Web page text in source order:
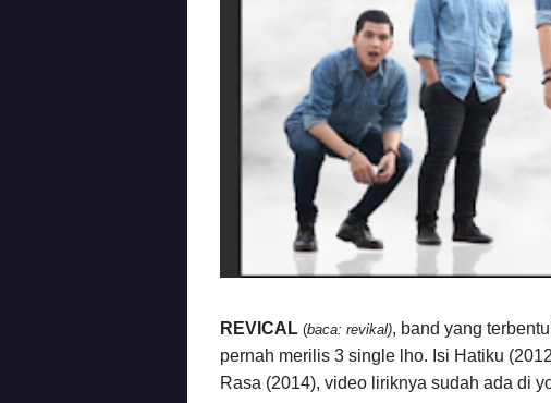
REVICAL (baca: revikal), band yang
pernah merilis 3 single lho. Isi Hatiku
Rasa (2014), video liriknya sudah ada di